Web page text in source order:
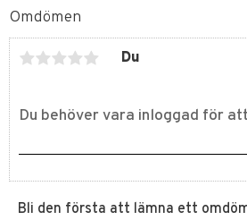
Omdömen
Du
Bli den första att lämna ett